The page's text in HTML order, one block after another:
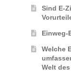
Sind E-
Einweg-
Welche
Welt